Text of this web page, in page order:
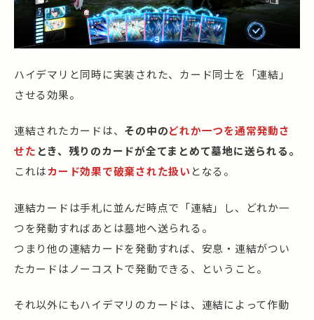
ハイデマリと同時に実装された、カード同士を「連結」
させる効果。
連結されたカードは、 その中のどれか一つを通常発動さ
せた とき、残りのカードが全てまとめて墓地に送られる。
これはカード効果で破棄された扱いとなる。
連結カードは手札に並んだ時点で「連結」し、どれか一
つを発動すればあとは墓地へ送られる。
つまり他の連結カードを発動すれば、安息・連結がつい
たカードはノーコストで発動できる、ということ。
それ以外にもハイデマリのカードは、連結によって作動